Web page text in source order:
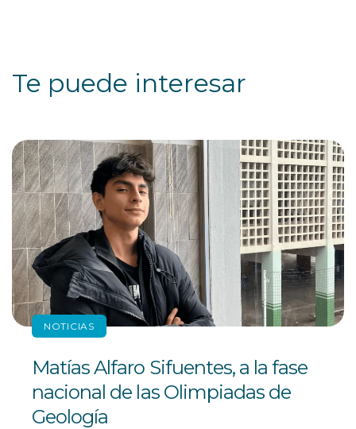
Te puede interesar
NOTICIAS
Matías Alfaro Sifuentes, a la fase
nacional de las Olimpiadas de
Geología